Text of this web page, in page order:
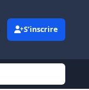
S’inscrire